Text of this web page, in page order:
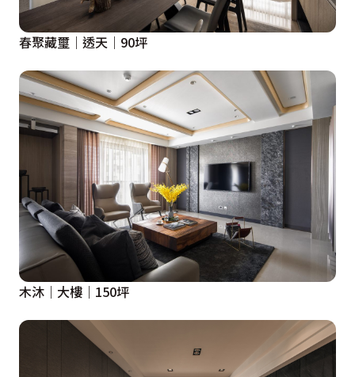
春聚藏璽｜透天｜90坪
木沐｜大樓｜150坪